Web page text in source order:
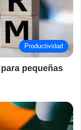
Productividad
pequeñas